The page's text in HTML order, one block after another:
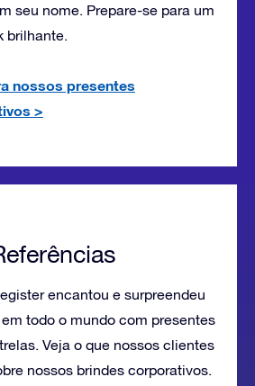
seu nome. Prepare-se para um
brilhante.
nossos presentes
>
encantou e surpreendeu
todo o mundo com presentes
Veja o que nossos clientes
nossos brindes corporativos.